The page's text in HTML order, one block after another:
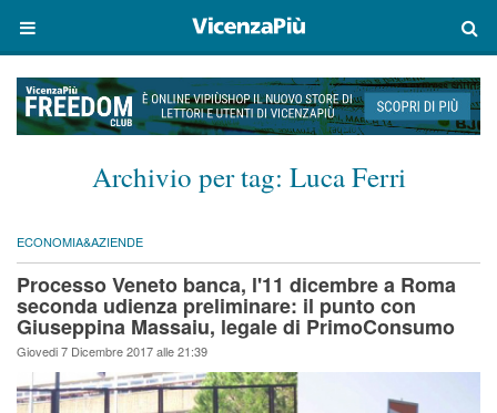
Archivio per tag: Luca Ferri
ECONOMIA&AZIENDE
Processo Veneto banca, l'11 dicembre a Roma
seconda udienza preliminare: il punto con
Giuseppina Massaiu, legale di PrimoConsumo
Giovedi 7 Dicembre 2017 alle 21:39